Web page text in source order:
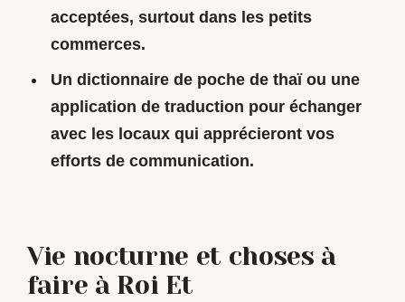
acceptées, surtout dans les petits
commerces.
Un dictionnaire de poche de thaï ou une
application de traduction pour échanger
avec les locaux qui apprécieront vos
efforts de communication.
Vie nocturne et choses à
faire à Roi Et